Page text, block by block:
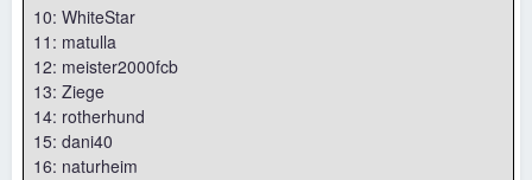
10: WhiteStar
11: matulla
12: meister2000fcb
13: Ziege
14: rotherhund
15: dani40
16: naturheim